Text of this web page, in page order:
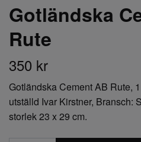
Gotländska
Rute
350 kr
Gotländska Cement AB Rute,
utställd Ivar Kirstner, Bransch:
storlek 23 x 29 cm.